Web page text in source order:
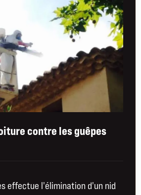
contre les guêpes
effectue l'élimination d'un nid